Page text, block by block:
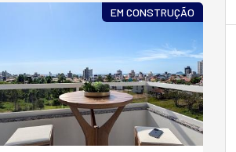
EM CONSTRUÇÃO